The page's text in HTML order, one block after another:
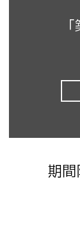
期